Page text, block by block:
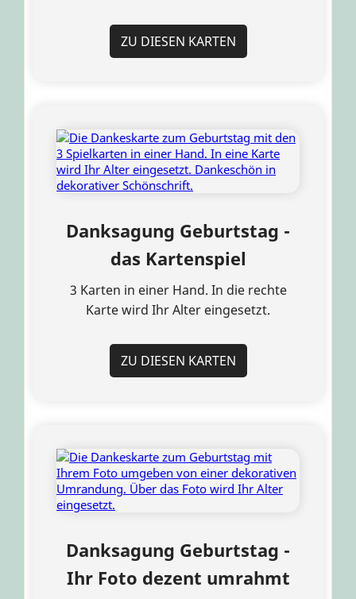
ZU DIESEN KARTEN
Danksagung Geburtstag -
das Kartenspiel
3 Karten in einer Hand. In die rechte
Karte wird Ihr Alter eingesetzt.
ZU DIESEN KARTEN
Danksagung Geburtstag -
Ihr Foto dezent umrahmt